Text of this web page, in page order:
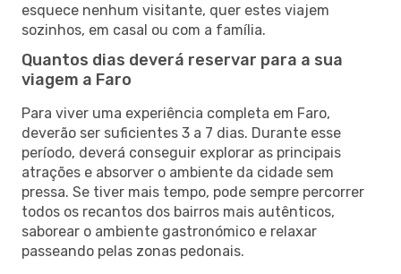
esquece nenhum visitante, quer estes viajem
sozinhos, em casal ou com a família.
Quantos dias deverá reservar para a sua
viagem a Faro
Para viver uma experiência completa em Faro,
deverão ser suficientes 3 a 7 dias. Durante esse
período, deverá conseguir explorar as principais
atrações e absorver o ambiente da cidade sem
pressa. Se tiver mais tempo, pode sempre percorrer
todos os recantos dos bairros mais autênticos,
saborear o ambiente gastronómico e relaxar
passeando pelas zonas pedonais.